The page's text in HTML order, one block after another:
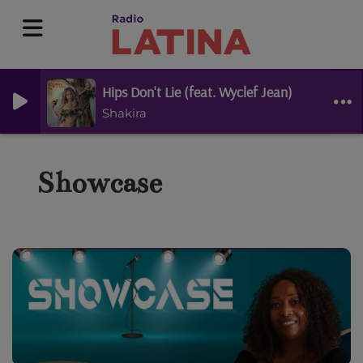
Hips Don't Lie (feat. Wyclef Jean)
Shakira
Showcase